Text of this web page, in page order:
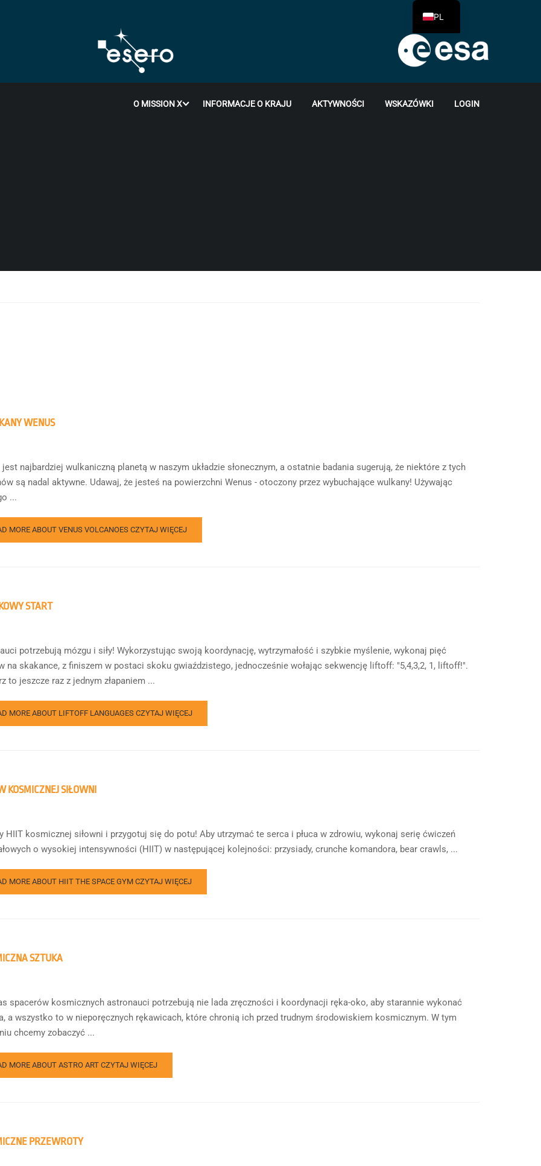
O MISSION X INFORMACJE O KRAJU AKTYWNOŚCI WSKAZÓWKI LOGIN
WENUS
jest najbardziej wulkaniczną planetą w naszym układzie słonecznym, a ostatnie badania sugerują, że niektóre z tych
są nadal aktywne. Udawaj, że jesteś na powierzchni Wenus - otoczony przez wybuchające wulkany! Używając
...
MORE ABOUT VENUS VOLCANOESCZYTAJ WIĘCEJ
START
potrzebują mózgu i siły! Wykorzystując swoją koordynację, wytrzymałość i szybkie myślenie, wykonaj pięć
na skakance, z finiszem w postaci skoku gwiaździstego, jednocześnie wołając sekwencję liftoff: "5,4,3,2, 1, liftoff!".
to jeszcze raz z jednym złapaniem ...
MORE ABOUT LIFTOFF LANGUAGESCZYTAJ WIĘCEJ
KOSMICZNEJ SIŁOWNI
HIIT kosmicznej siłowni i przygotuj się do potu! Aby utrzymać te serca i płuca w zdrowiu, wykonaj serię ćwiczeń
o wysokiej intensywności (HIIT) w następującej kolejności: przysiady, crunche komandora, bear crawls, ...
MORE ABOUT HIIT THE SPACE GYM CZYTAJ WIĘCEJ
SZTUKA
spacerów kosmicznych astronauci potrzebują nie lada zręczności i koordynacji ręka-oko, aby starannie wykonać
a wszystko to w nieporęcznych rękawicach, które chronią ich przed trudnym środowiskiem kosmicznym. W tym
chcemy zobaczyć ...
MORE ABOUT ASTRO ARTCZYTAJ WIĘCEJ
PRZEWROTY
PL